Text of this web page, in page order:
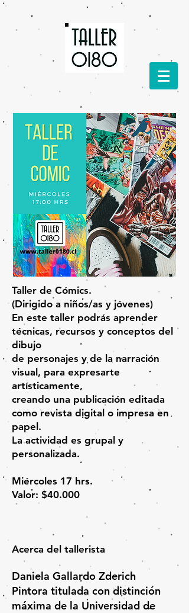
Taller de Cómics.
(Dirigido a niños/as y jóvenes)
En este taller podrás aprender
técnicas, recursos y conceptos del
dibujo
de personajes y de la narración
visual, para expresarte
artísticamente,
creando una publicación editada
como revista digital o impresa en
papel.
La actividad es grupal y
personalizada.
Miércoles 17 hrs.
Valor: $40.000
Acerca del tallerista
Daniela Gallardo Zderich
Pintora titulada con distinción
máxima de la Universidad de